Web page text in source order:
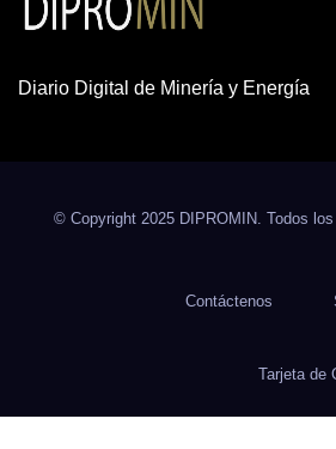
Diario Digital de Minería y Energía
© Copyright 2025 DIPROMIN. Todos
Contáctenos
Tarjeta de